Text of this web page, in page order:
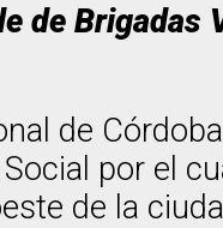
de
de
por el
de la